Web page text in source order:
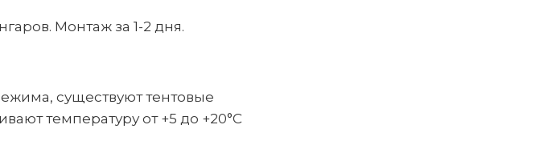
Монтаж за 1-2 дня.
существуют тентовые
температуру от +5 до +20°C